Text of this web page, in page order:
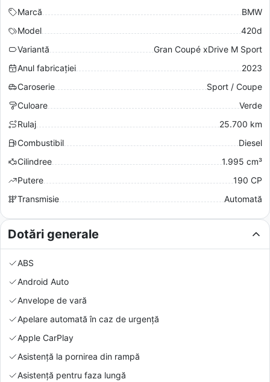
Marcă
BMW
Model
420d
Variantă
Gran Coupé xDrive M Sport
Anul fabricației
2023
Caroserie
Sport / Coupe
Culoare
Verde
Rulaj
25.700 km
Combustibil
Diesel
Cilindree
1.995 cm³
Putere
190 CP
Transmisie
Automată
Dotări generale
ABS
Android Auto
Anvelope de vară
Apelare automată în caz de urgență
Apple CarPlay
Asistență la pornirea din rampă
Asistență pentru faza lungă